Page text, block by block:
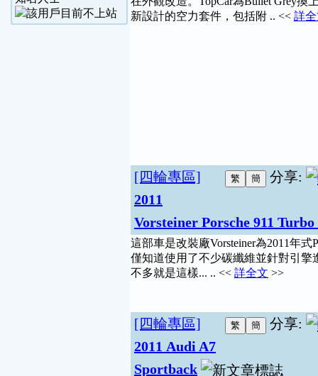
新設計的空力套件，包括附 .. << 詳
分享:
[四輪專區]
2011
Vorsteiner Porsche 911
這部車是改裝廠Vorsteiner為2011年
僅知道使用了不少碳纖維並針對引擎
不多就是這樣... .. << 詳全文 >>
分享:
[四輪專區]
2011 Audi A7
Sportback